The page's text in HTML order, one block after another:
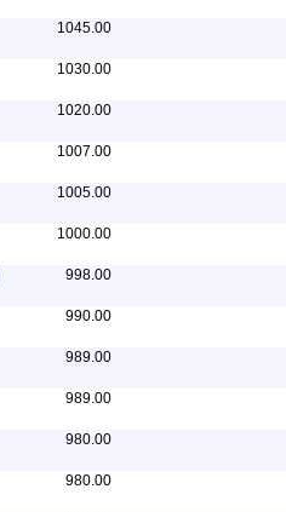
1045.00
1030.00
1020.00
1007.00
1005.00
1000.00
998.00
990.00
989.00
989.00
980.00
980.00